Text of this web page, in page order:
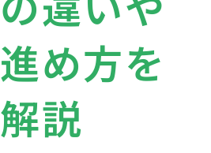
進め方を
解説